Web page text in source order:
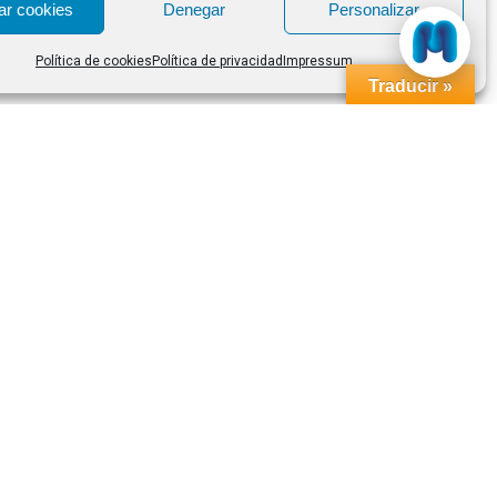
cookies Denegar Personalizar
Política de cookies Política de privacidad Impressum
Traducir »